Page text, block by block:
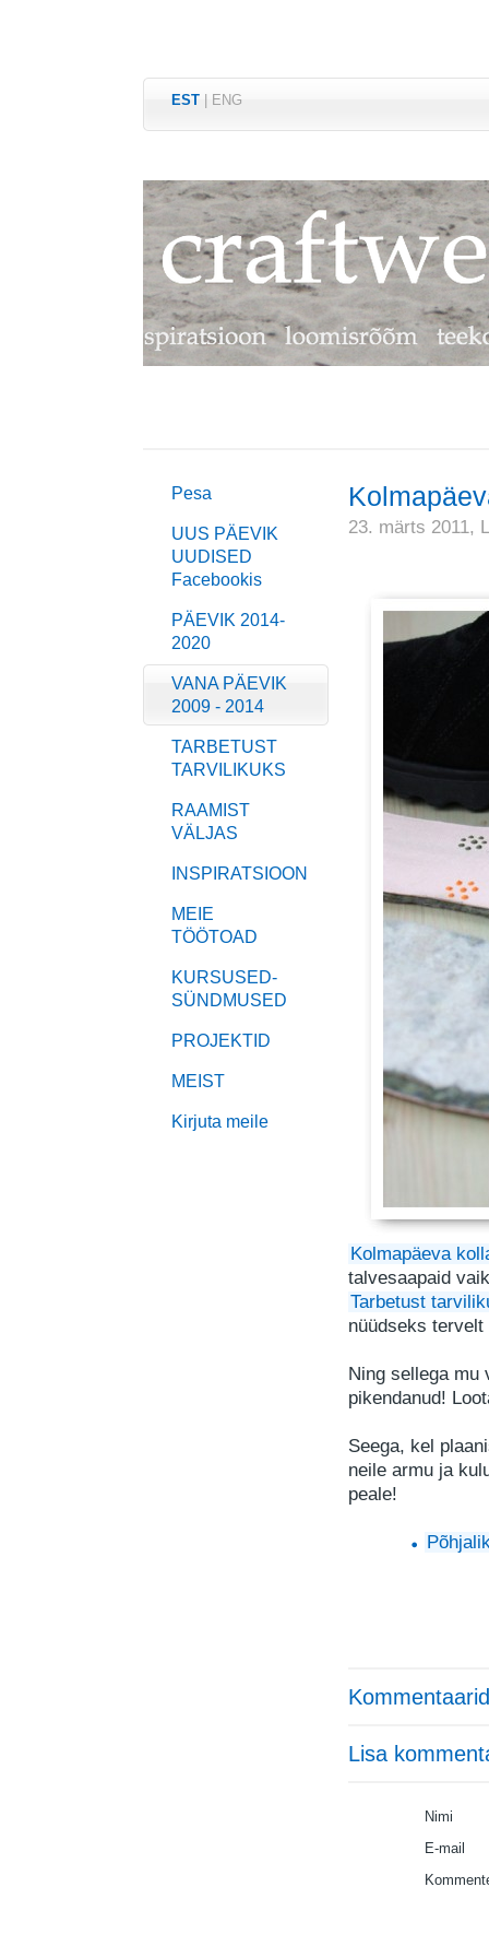
EST ENG
Pesa
UUS PÄEVIK
UUDISED
Facebookis
PÄEVIK 2014-
2020
VANA PÄEVIK
2009 - 2014
TARBETUST
TARVILIKUKS
RAAMIST
VÄLJAS
INSPIRATSIOON
MEIE
TÖÖTOAD
KURSUSED-
SÜNDMUSED
PROJEKTID
MEIST
Kirjuta meile
23. märts 2011,
Kolmapäeva
talvesaapaid
Tarbetust
nüüdseks
Ning sellega mu
pikendanud!
Seega, kel
neile armu ja
peale!
Lisa
Nimi
E-mail